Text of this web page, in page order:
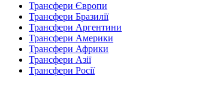
Трансфери Європи
Трансфери Бразилії
Трансфери Аргентини
Трансфери Америки
Трансфери Африки
Трансфери Азії
Трансфери Росії